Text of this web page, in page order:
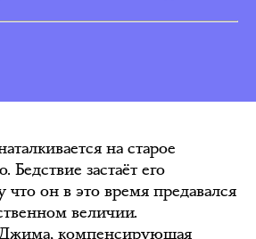
на старое
Бедствие застаёт его
что он в это время предавался
величии.
Джима, компенсирующая